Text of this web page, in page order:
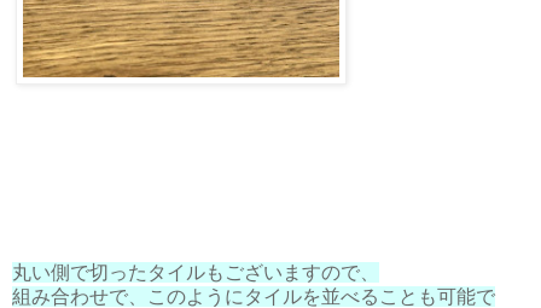
丸い側で切ったタイルもございますので、
組み合わせで、このようにタイルを並べることも可能で